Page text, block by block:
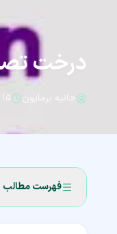
درخت تصمیم
حانیه برمایون ۱۵ دی ۱۴۰۱
فهرست مطالب